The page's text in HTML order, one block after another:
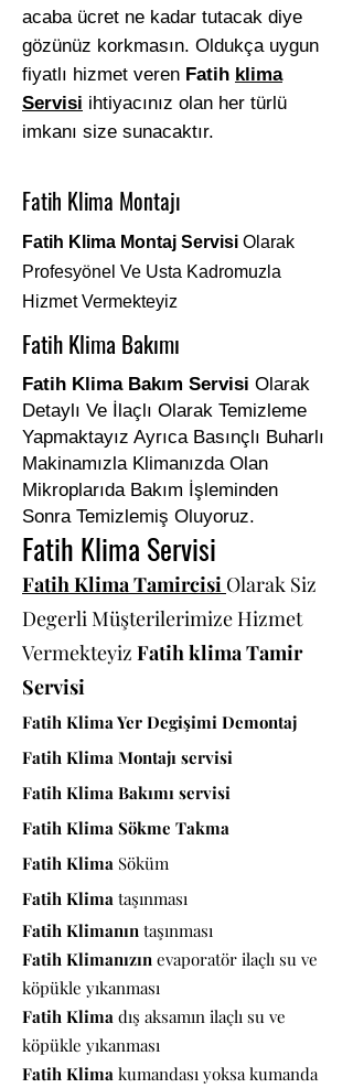
acaba ücret ne kadar tutacak diye
gözünüz korkmasın. Oldukça uygun
fiyatlı hizmet veren Fatih klima
Servisi ihtiyacınız olan her türlü
imkanı size sunacaktır.
Fatih Klima Montajı
Fatih Klima Montaj Servisi Olarak
Profesyönel Ve Usta Kadromuzla
Hizmet Vermekteyiz
Fatih Klima Bakımı
Fatih Klima Bakım Servisi Olarak
Detaylı Ve İlaçlı Olarak Temizleme
Yapmaktayız Ayrıca Basınçlı Buharlı
Makinamızla Klimanızda Olan
Mikroplarıda Bakım İşleminden
Sonra Temizlemiş Oluyoruz.
Fatih Klima Servisi
Fatih Klima Tamircisi Olarak Siz
Degerli Müşterilerimize Hizmet
Vermekteyiz Fatih klima Tamir
Servisi
Fatih Klima Yer Degişimi Demontaj
Fatih Klima Montajı servisi
Fatih Klima Bakımı servisi
Fatih Klima Sökme Takma
Fatih Klima Söküm
Fatih Klima taşınması
Fatih Klimanın taşınması
Fatih Klimanızın evaporatör ilaçlı su ve
köpükle yıkanması
Fatih Klima dış aksamın ilaçlı su ve
köpükle yıkanması
Fatih Klima kumandası yoksa kumanda